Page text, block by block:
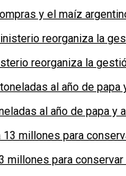
y el maíz
reorganiza la
al año de papa y
millones para